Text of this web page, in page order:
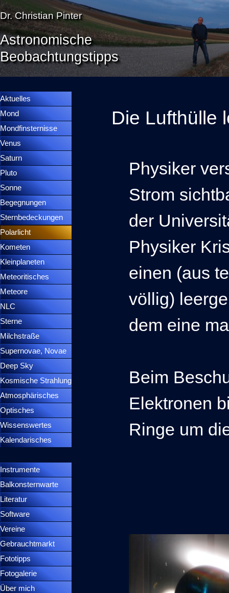
Direkt zum Seiteninhalt
Dr. Christian Pinter
Astronomische
Beobachtungstipps
Aktuelles
Mond
Mondfinsternisse
Venus
Saturn
Pluto
Sonne
Begegnungen
Sternbedeckungen
Polarlicht
Kometen
Kleinplaneten
Meteoritisches
Meteore
NLC
Sterne
Milchstraße
Supernovae, Novae
Deep Sky
Kosmische Strahlung
Atmosphärisches
Optisches
Wissenswertes
Kalendarisches
Instrumente
Balkonsternwarte
Literatur
Software
Vereine
Gebrauchtmarkt
Fototipps
Fotogalerie
Über mich
Die Lufthülle
Physiker
Strom
der
Physiker
einen (aus
völlig)
dem eine
Beim
Elektronen
Ringe um